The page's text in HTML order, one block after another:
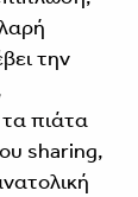
την
πιάτα
sharing,